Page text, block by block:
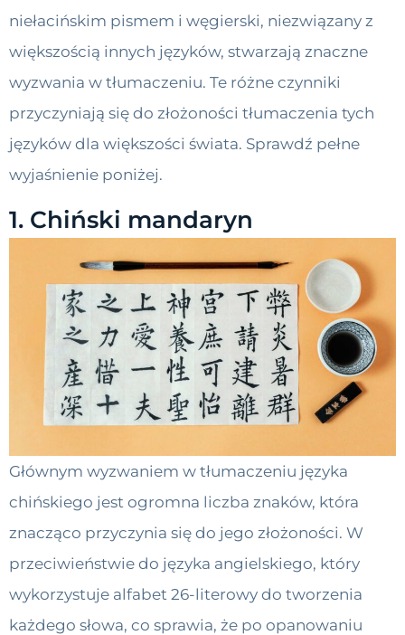
niełacińskim pismem i węgierski, niezwiązany z
większością innych języków, stwarzają znaczne
wyzwania w tłumaczeniu. Te różne czynniki
przyczyniają się do złożoności tłumaczenia tych
języków dla większości świata. Sprawdź pełne
wyjaśnienie poniżej.
1. Chiński mandaryn
Głównym wyzwaniem w tłumaczeniu języka
chińskiego jest ogromna liczba znaków, która
znacząco przyczynia się do jego złożoności. W
przeciwieństwie do języka angielskiego, który
wykorzystuje alfabet 26-literowy do tworzenia
każdego słowa, co sprawia, że ​​po opanowaniu